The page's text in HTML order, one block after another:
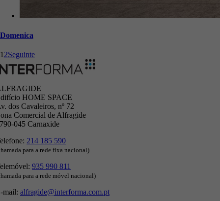
Domenica
1 2Seguinte
HOME SPACE
dos Cavaleiros, nº 72
Comercial de Alfragide
045 Carnaxide
214 185 590
para a rede fixa nacional)
935 990 811
para a rede móvel nacional)
mail: alfragide@interforma.com.pt